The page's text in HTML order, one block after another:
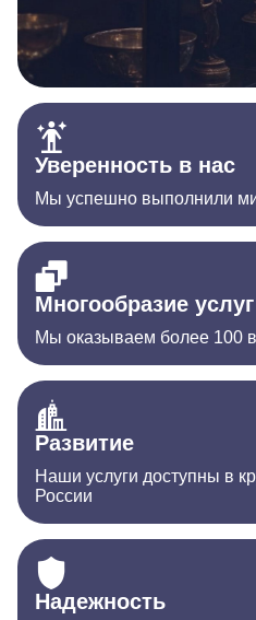
Уверенность в нас
Мы успешно выполнили
Многообразие услуг
Мы оказываем более 100
Развитие
Наши услуги доступны в
России
Надежность